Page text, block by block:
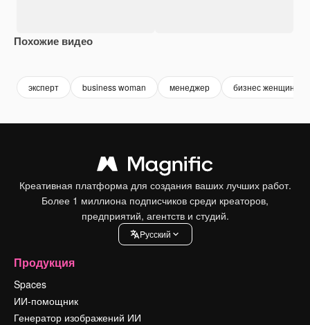
Похожие видео
эксперт business woman менеджер бизнес женщина
Креативная платформа для создания ваших лучших работ.
Более 1 миллиона подписчиков среди креаторов,
предприятий, агентств и студий.
Pусский
Продукция
Spaces
ИИ-помощник
Генератор изображений ИИ